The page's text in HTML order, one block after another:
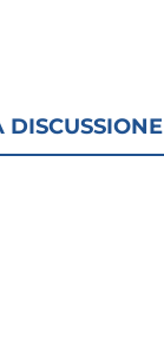
DISCUSSIONE